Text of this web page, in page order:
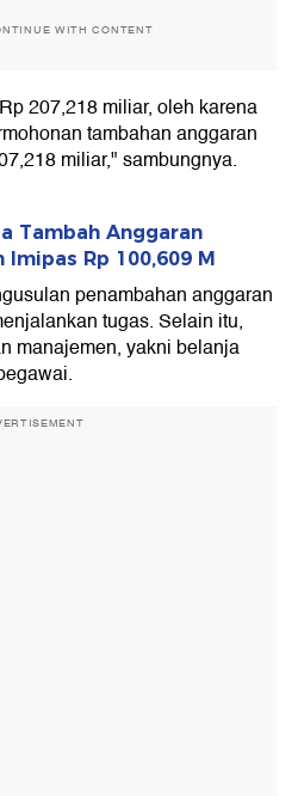
WITH CONTENT
207,218 miliar, oleh karena
tambahan anggaran
miliar," sambungnya.
Tambah Anggaran
Rp 100,609 M
penambahan anggaran
tugas. Selain itu,
manajemen, yakni belanja